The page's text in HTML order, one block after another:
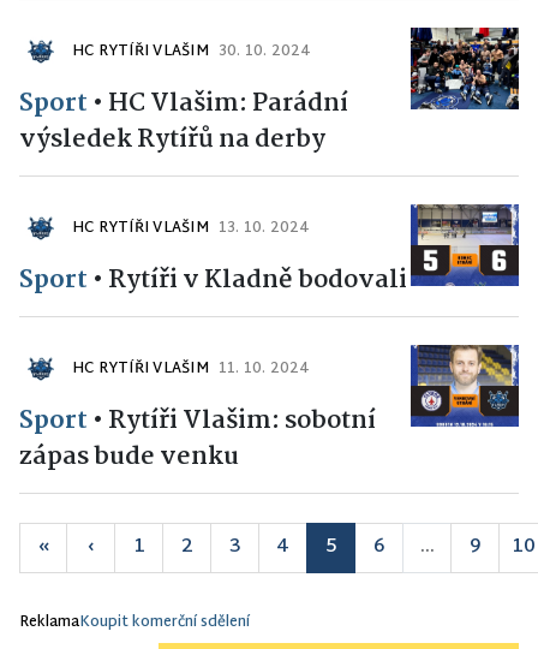
HC RYTÍŘI VLAŠIM 30. 10. 2024
Sport • HC Vlašim: Parádní
výsledek Rytířů na derby
HC RYTÍŘI VLAŠIM 13. 10. 2024
Sport • Rytíři v Kladně bodovali
HC RYTÍŘI VLAŠIM 11. 10. 2024
Sport • Rytíři Vlašim: sobotní
zápas bude venku
« ‹ 1 2 3 4 5 6 ... 9 10
ReklamaKoupit komerční sdělení